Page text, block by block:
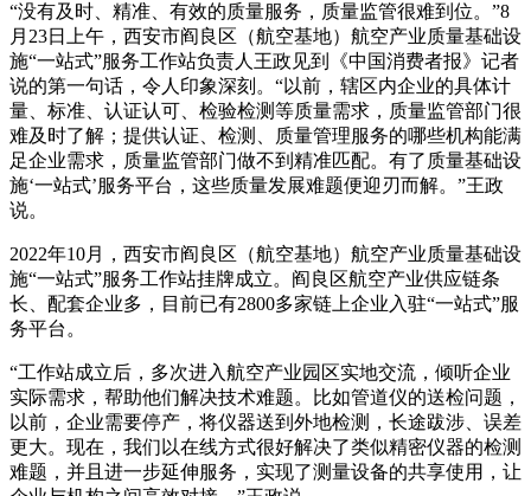
“没有及时、精准、有效的质量服务，质量监管很难到位。”8
月23日上午，西安市阎良区（航空基地）航空产业质量基础设
施“一站式”服务工作站负责人王政见到《中国消费者报》记者
说的第一句话，令人印象深刻。“以前，辖区内企业的具体计
量、标准、认证认可、检验检测等质量需求，质量监管部门很
难及时了解；提供认证、检测、质量管理服务的哪些机构能满
足企业需求，质量监管部门做不到精准匹配。有了质量基础设
施‘一站式’服务平台，这些质量发展难题便迎刃而解。”王政
说。
2022年10月，西安市阎良区（航空基地）航空产业质量基础设
施“一站式”服务工作站挂牌成立。阎良区航空产业供应链条
长、配套企业多，目前已有2800多家链上企业入驻“一站式”服
务平台。
“工作站成立后，多次进入航空产业园区实地交流，倾听企业
实际需求，帮助他们解决技术难题。比如管道仪的送检问题，
以前，企业需要停产，将仪器送到外地检测，长途跋涉、误差
更大。现在，我们以在线方式很好解决了类似精密仪器的检测
难题，并且进一步延伸服务，实现了测量设备的共享使用，让